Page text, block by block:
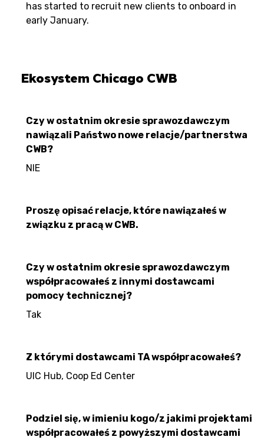
has started to recruit new clients to onboard in
early January.
Ekosystem Chicago CWB
Czy w ostatnim okresie sprawozdawczym
nawiązali Państwo nowe relacje/partnerstwa
CWB?
NIE
Proszę opisać relacje, które nawiązałeś w
związku z pracą w CWB.
Czy w ostatnim okresie sprawozdawczym
współpracowałeś z innymi dostawcami
pomocy technicznej?
Tak
Z którymi dostawcami TA współpracowałeś?
UIC Hub, Coop Ed Center
Podziel się, w imieniu kogo/z jakimi projektami
współpracowałeś z powyższymi dostawcami